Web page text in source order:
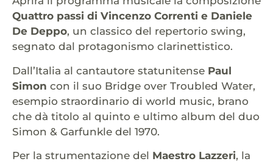
Quattro passi di Vincenzo Correnti e Daniele
De Deppo, un classico del repertorio swing,
segnato dal protagonismo clarinettistico.
Dall’Italia al cantautore statunitense Paul
Simon con il suo Bridge over Troubled Water,
esempio straordinario di world music, brano
che dà titolo al quinto e ultimo album del duo
Simon & Garfunkle del 1970.
Per la strumentazione del Maestro Lazzeri, la